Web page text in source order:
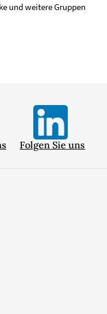
und weitere Gruppen
Folgen Sie uns